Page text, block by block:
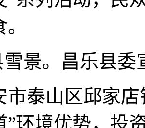
雪景。昌乐县委
山区邱家店
”环境优势，投